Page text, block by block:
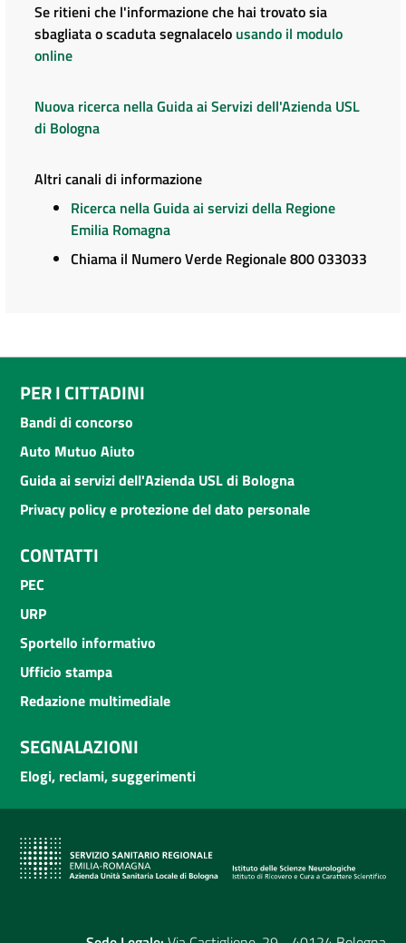
Se ritieni che l'informazione che hai trovato sia
sbagliata o scaduta segnalacelo usando il modulo
online
Nuova ricerca nella Guida ai Servizi dell'Azienda USL
di Bologna
Altri canali di informazione
Ricerca nella Guida ai servizi della Regione
Emilia Romagna
Chiama il Numero Verde Regionale 800 033033
PER I CITTADINI
Bandi di concorso
Auto Mutuo Aiuto
Guida ai servizi dell'Azienda USL di Bologna
Privacy policy e protezione del dato personale
CONTATTI
PEC
URP
Sportello informativo
Ufficio stampa
Redazione multimediale
SEGNALAZIONI
Elogi, reclami, suggerimenti